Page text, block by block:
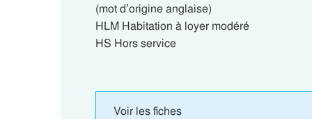
(mot d’origine anglaise)
HLM Habitation à loyer modéré
HS Hors service
Voir les fiches